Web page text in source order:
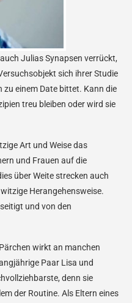
Julias Synapsen verrückt,
sich ihrer Studie
einem Date bittet. Kann die
treu bleiben oder wird sie
Art und Weise das
und Frauen auf die
über Weite strecken auch
Herangehensweise.
und von den
wirkt an manchen
Paar Lisa und
denn sie
der Routine. Als Eltern eines